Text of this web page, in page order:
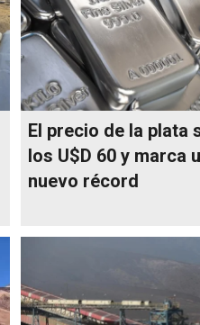
El precio de la plata
los U$D 60 y marca
nuevo récord